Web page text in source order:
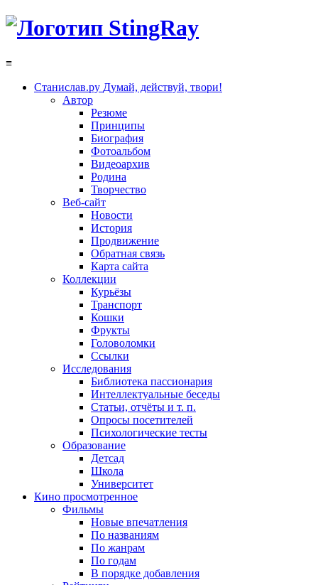
≡
Станислав.ру Думай, действуй, твори!
Автор
Резюме
Принципы
Биография
Фотоальбом
Видеоархив
Родина
Творчество
Веб-сайт
Новости
История
Продвижение
Обратная связь
Карта сайта
Коллекции
Курьёзы
Транспорт
Кошки
Фрукты
Головоломки
Ссылки
Исследования
Библиотека пассионария
Интеллектуальные беседы
Статьи, отчёты и т. п.
Опросы посетителей
Психологические тесты
Образование
Детсад
Школа
Университет
Кино просмотренное
Фильмы
Новые впечатления
По названиям
По жанрам
По годам
В порядке добавления